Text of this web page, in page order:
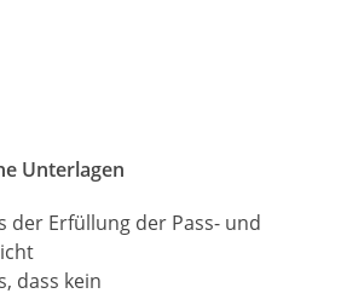
Unterlagen
der Erfüllung der Pass- und
dass kein